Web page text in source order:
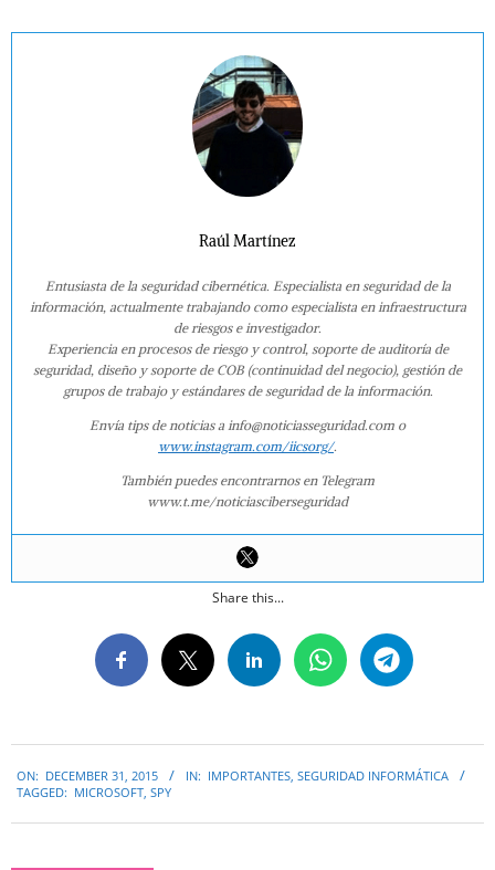
Raúl Martínez
Entusiasta de la seguridad cibernética. Especialista en seguridad de la
información, actualmente trabajando como especialista en infraestructura
de riesgos e investigador.
Experiencia en procesos de riesgo y control, soporte de auditoría de
seguridad, diseño y soporte de COB (continuidad del negocio), gestión de
grupos de trabajo y estándares de seguridad de la información.
Envía tips de noticias a info@noticiasseguridad.com o
www.instagram.com/iicsorg/.
También puedes encontrarnos en Telegram
www.t.me/noticiasciberseguridad
Share this...
12-
ON: DECEMBER 31, 2015 IN: IMPORTANTES, SEGURIDAD INFORMÁTICA
TAGGED: MICROSOFT, SPY